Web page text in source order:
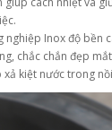
nghiệp Inox độ bền
chắc chắn đẹp
xả kiệt nước trong